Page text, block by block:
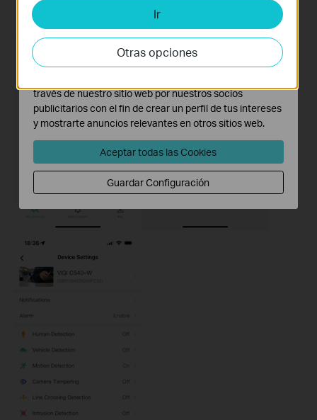
Ir
Otras opciones
Cookies de Análisis y de Marketing
Las cookies de análisis nos permiten analizar tus
actividades en nuestro sitio web con el fin de mejorar y
adaptar la funcionalidad del mismo.
través de nuestro sitio web por nuestros socios
publicitarios con el fin de crear un perfil de tus intereses
y mostrarte anuncios relevantes en otros sitios web.
Aceptar todas las Cookies
Guardar Configuración